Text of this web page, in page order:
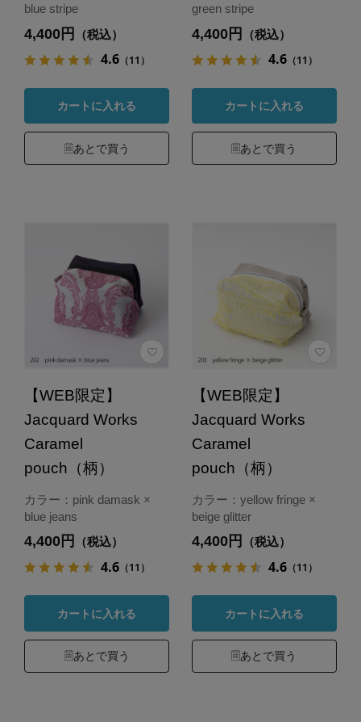
blue stripe
4,400円 （税込）
4.6（11）
カートに入れる
あとで買う
green stripe
4,400円 （税込）
4.6（11）
カートに入れる
あとで買う
【WEB限定】
Jacquard Works
Caramel
pouch（柄）
カラー：pink damask ×
blue jeans
4,400円 （税込）
4.6（11）
カートに入れる
あとで買う
【WEB限定】
Jacquard Works
Caramel
pouch（柄）
カラー：yellow fringe ×
beige glitter
4,400円 （税込）
4.6（11）
カートに入れる
あとで買う